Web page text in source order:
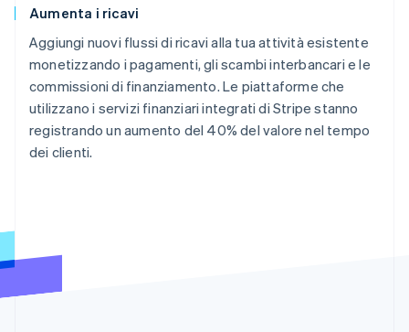
Aumenta i ricavi
Aggiungi nuovi flussi di ricavi alla tua attività esistente
monetizzando i pagamenti, gli scambi interbancari e le
commissioni di finanziamento. Le piattaforme che
utilizzano i servizi finanziari integrati di Stripe stanno
registrando un aumento del 40% del valore nel tempo
dei clienti.